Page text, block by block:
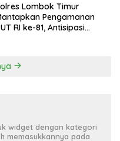
Lombok Timur
Pengamanan
RI ke-81, Antisipasi
widget dengan kategori
memasukkannya pada